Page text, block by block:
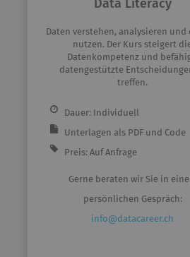
Data Literacy
Daten verstehen, analysieren und
nutzen. Der Kurs steigert
Datenkompetenz und
datengestützte
treffen.
Dauer: Individuell
Unterlagen als PDF und Code
Preis: Auf Anfrage
Gerne beraten wir Sie in
persönlichen Gespräch:
info@datacareer.ch